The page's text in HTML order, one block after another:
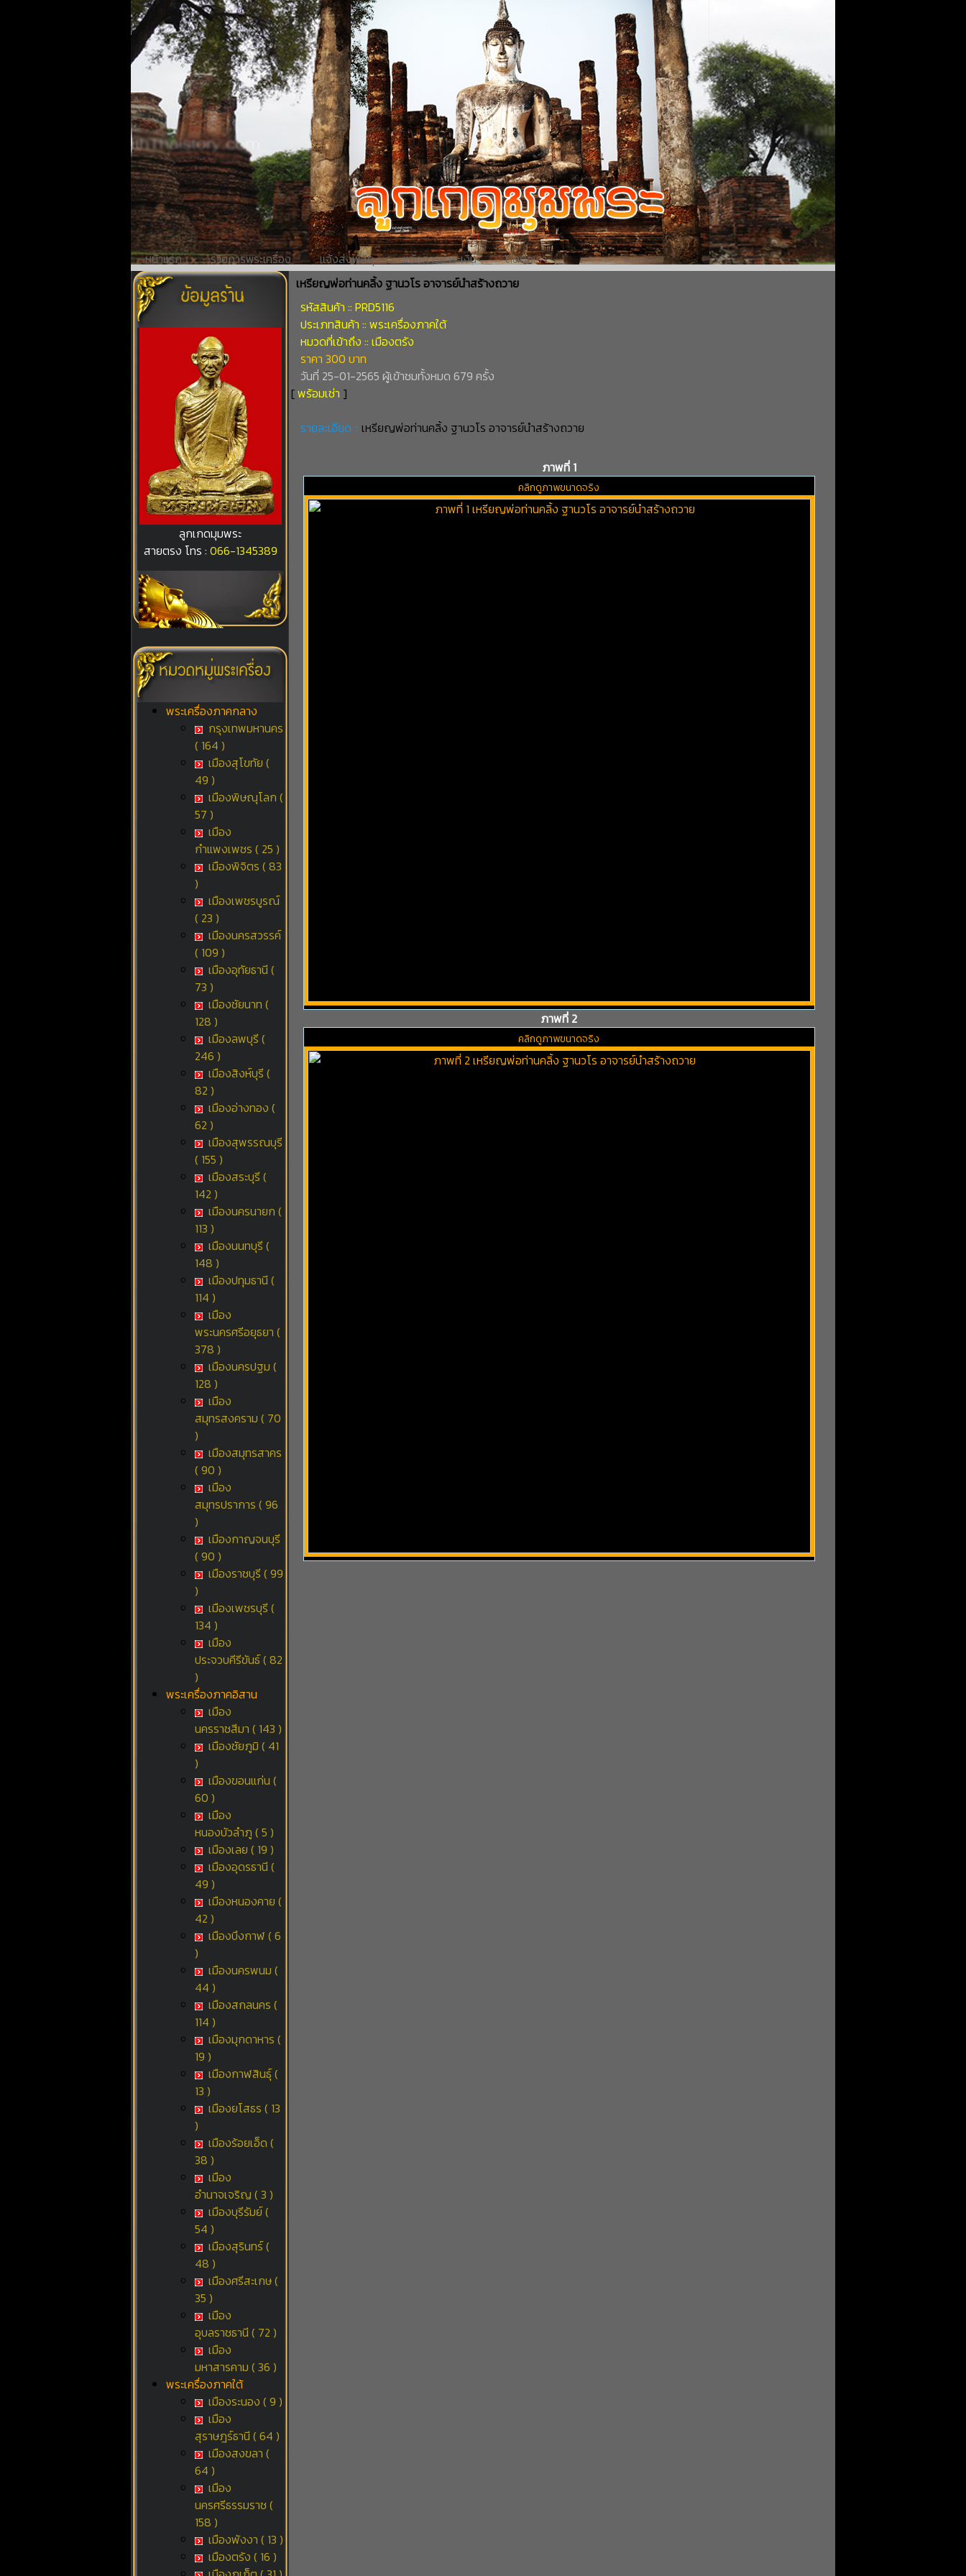
หน้าแรก รายการพระเครื่อง แจ้งส่งพัสดุ แจ้งการชำระเงิน ติดต่อเรา
ลูกเกดมุมพระ
สายตรง โทร : 066-1345389
พระเครื่องภาคกลาง
กรุงเทพมหานคร
( 164 )
เมืองสุโขทัย (
49 )
เมืองพิษณุโลก (
57 )
เมือง
กำแพงเพชร ( 25 )
เมืองพิจิตร ( 83
)
เมืองเพชรบูรณ์
( 23 )
เมืองนครสวรรค์
( 109 )
เมืองอุทัยธานี (
73 )
เมืองชัยนาท (
128 )
เมืองลพบุรี (
246 )
เมืองสิงห์บุรี (
82 )
เมืองอ่างทอง (
62 )
เมืองสุพรรณบุรี
( 155 )
เมืองสระบุรี (
142 )
เมืองนครนายก (
113 )
เมืองนนทบุรี (
148 )
เมืองปทุมธานี (
114 )
เมือง
พระนครศรีอยุธยา (
378 )
เมืองนครปฐม (
128 )
เมือง
สมุทรสงคราม ( 70
)
เมืองสมุทรสาคร
( 90 )
เมือง
สมุทรปราการ ( 96
)
เมืองกาญจนบุรี
( 90 )
เมืองราชบุรี ( 99
)
เมืองเพชรบุรี (
134 )
เมือง
ประจวบคีรีขันธ์ ( 82
)
พระเครื่องภาคอิสาน
เมือง
นครราชสีมา ( 143 )
เมืองชัยภูมิ ( 41
)
เมืองขอนแก่น (
60 )
เมือง
หนองบัวลำภู ( 5 )
เมืองเลย ( 19 )
เมืองอุดรธานี (
49 )
เมืองหนองคาย (
42 )
เมืองบึงกาฬ ( 6
)
เมืองนครพนม (
44 )
เมืองสกลนคร (
114 )
เมืองมุกดาหาร (
19 )
เมืองกาฬสินธุ์ (
13 )
เมืองยโสธร ( 13
)
เมืองร้อยเอ็ด (
38 )
เมือง
อำนาจเจริญ ( 3 )
เมืองบุรีรัมย์ (
54 )
เมืองสุรินทร์ (
48 )
เมืองศรีสะเกษ (
35 )
เมือง
อุบลราชธานี ( 72 )
เมือง
มหาสารคาม ( 36 )
พระเครื่องภาคใต้
เมืองระนอง ( 9 )
เมือง
สุราษฎร์ธานี ( 64 )
เมืองสงขลา (
64 )
เมือง
นครศรีธรรมราช (
158 )
เมืองพังงา ( 13 )
เมืองตรัง ( 16 )
เหรียญพ่อท่านคลิ้ง ฐานวโร อาจารย์นำสร้างถวาย
รหัสสินค้า :: PRD5116
ประเภทสินค้า :: พระเครื่องภาคใต้
หมวดที่เข้าถึง :: เมืองตรัง
ราคา 300 บาท
วันที่ 25-01-2565 ผู้เข้าชมทั้งหมด 679 ครั้ง
[พร้อมเช่า ]
รายละเอียด :: เหรียญพ่อท่านคลิ้ง ฐานวโร อาจารย์นำสร้างถวาย
ภาพที่ 1
คลิกดูภาพขนาดจริง
ภาพที่ 2
คลิกดูภาพขนาดจริง